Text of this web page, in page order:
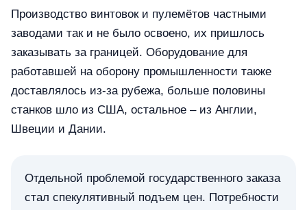
Производство винтовок и пулемётов частными
заводами так и не было освоено, их пришлось
заказывать за границей. Оборудование для
работавшей на оборону промышленности также
доставлялось из-за рубежа, больше половины
станков шло из США, остальное – из Англии,
Швеции и Дании.
Отдельной проблемой государственного заказа
стал спекулятивный подъем цен. Потребности